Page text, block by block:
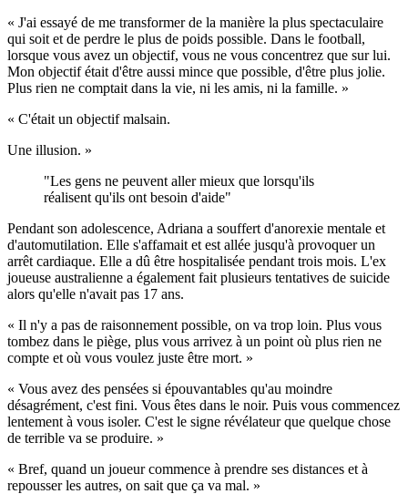
« J'ai essayé de me transformer de la manière la plus spectaculaire
qui soit et de perdre le plus de poids possible. Dans le football,
lorsque vous avez un objectif, vous ne vous concentrez que sur lui.
Mon objectif était d'être aussi mince que possible, d'être plus jolie.
Plus rien ne comptait dans la vie, ni les amis, ni la famille. »
« C'était un objectif malsain.
Une illusion. »
Les gens ne peuvent aller mieux que lorsqu'ils
réalisent qu'ils ont besoin d'aide
Pendant son adolescence, Adriana a souffert d'anorexie mentale et
d'automutilation. Elle s'affamait et est allée jusqu'à provoquer un
arrêt cardiaque. Elle a dû être hospitalisée pendant trois mois. L'ex
joueuse australienne a également fait plusieurs tentatives de suicide
alors qu'elle n'avait pas 17 ans.
« Il n'y a pas de raisonnement possible, on va trop loin. Plus vous
tombez dans le piège, plus vous arrivez à un point où plus rien ne
compte et où vous voulez juste être mort. »
« Vous avez des pensées si épouvantables qu'au moindre
désagrément, c'est fini. Vous êtes dans le noir. Puis vous commencez
lentement à vous isoler. C'est le signe révélateur que quelque chose
de terrible va se produire. »
« Bref, quand un joueur commence à prendre ses distances et à
repousser les autres, on sait que ça va mal. »